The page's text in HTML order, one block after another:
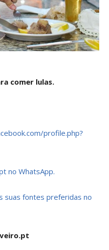
comer lulas.
profile.php?
no WhatsApp.
suas fontes preferidas no